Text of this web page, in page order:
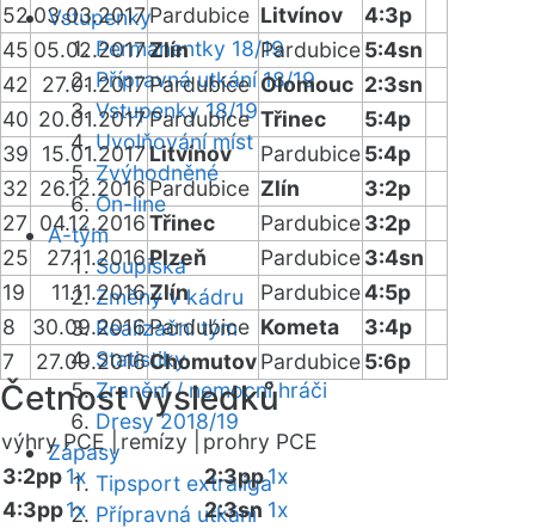
Vstupenky
Permanentky 18/19
Přípravná utkání 18/19
Vstupenky 18/19
Uvolňování míst
Zvýhodněné
On-line
A-tým
Soupiska
Změny v kádru
Realizační tým
Statistiky
Zranění / nemocní hráči
Dresy 2018/19
Zápasy
Tipsport extraliga
Přípravná utkání
52 03.03.2017Pardubice Litvínov
4:3p
45 05.02.2017Zlín Pardubice5:4sn
42
27.01.2017Pardubice Olomouc 2:3sn
40 20.01.2017Pardubice Třinec
5:4p
39
15.01.2017Litvínov Pardubice5:4p
32 26.12.2016Pardubice Zlín
3:2p
27 04.12.2016Třinec Pardubice3:2p
25
27.11.2016Plzeň Pardubice3:4sn
19
11.11.2016Zlín Pardubice4:5p
8
30.09.2016Pardubice Kometa
3:4p
7
27.09.2016ChomutovPardubice5:6p
Četnost výsledků
výhry PCE | remízy |
prohry PCE
3:2pp1x
4:3pp1x
2:3pp1x
2:3sn 1x